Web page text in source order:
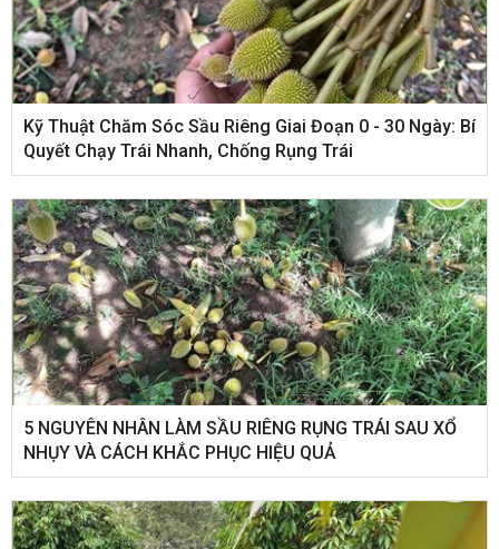
Kỹ Thuật Chăm Sóc Sầu Riêng Giai Đoạn 0 - 30 Ngày: Bí
Quyết Chạy Trái Nhanh, Chống Rụng Trái
5 NGUYÊN NHÂN LÀM SẦU RIÊNG RỤNG TRÁI SAU XỔ
NHỤY VÀ CÁCH KHẮC PHỤC HIỆU QUẢ